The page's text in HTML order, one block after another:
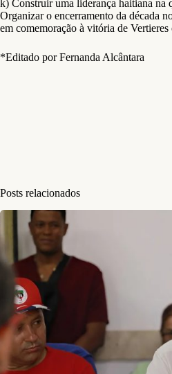
k) Construir uma liderança haitiana na
Organizar o encerramento da década
em comemoração à vitória de Vertieres
*Editado por Fernanda Alcântara
Posts relacionados